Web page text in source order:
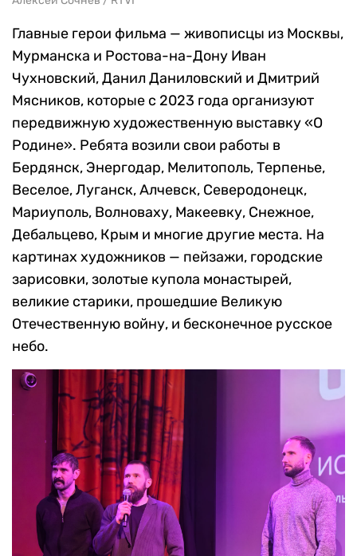
Главные герои фильма — живописцы из Москвы,
Мурманска и Ростова-на-Дону Иван
Чухновский, Данил Даниловский и Дмитрий
Мясников, которые с 2023 года организуют
передвижную художественную выставку «О
Родине». Ребята возили свои работы в
Бердянск, Энергодар, Мелитополь, Терпенье,
Веселое, Луганск, Алчевск, Северодонецк,
Мариуполь, Волноваху, Макеевку, Снежное,
Дебальцево, Крым и многие другие места. На
картинах художников — пейзажи, городские
зарисовки, золотые купола монастырей,
великие старики, прошедшие Великую
Отечественную войну, и бесконечное русское
небо.